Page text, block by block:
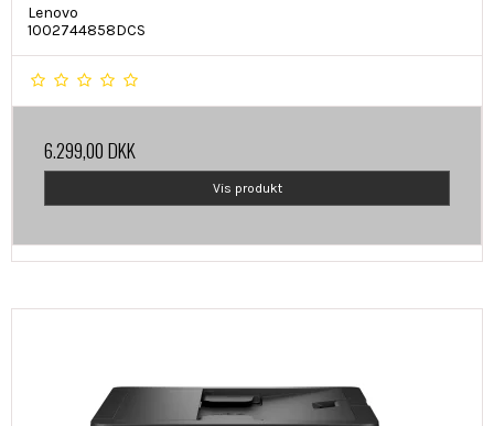
Lenovo
1002744858DCS
6.299,00 DKK
Vis produkt